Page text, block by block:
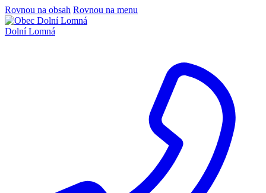
Rovnou na obsah Rovnou na menu
Dolní Lomná